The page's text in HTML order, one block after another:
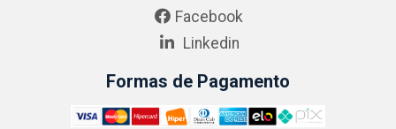
Facebook
Linkedin
Formas de Pagamento